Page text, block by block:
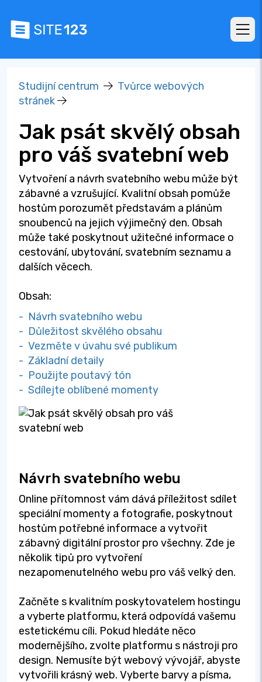
Studijní centrum
Tvůrce webových
stránek
Jak psát skvělý obsah
pro váš svatební web
Vytvoření a návrh svatebního webu může být
zábavné a vzrušující. Kvalitní obsah pomůže
hostům porozumět představám a plánům
snoubenců na jejich výjimečný den. Obsah
může také poskytnout užitečné informace o
cestování, ubytování, svatebním seznamu a
dalších věcech.
Obsah:
- Návrh svatebního webu
- Důležitost skvělého obsahu
- Vezměte v úvahu své publikum
- Základní detaily
- Použijte poutavý tón
- Sdílejte oblíbené momenty
Návrh svatebního webu
Online přítomnost vám dává příležitost sdílet
speciální momenty a fotografie, poskytnout
hostům potřebné informace a vytvořit
zábavný digitální prostor pro všechny. Zde je
několik tipů pro vytvoření
nezapomenutelného webu pro váš velký den.
Začněte s kvalitním poskytovatelem hostingu
a vyberte platformu, která odpovídá vašemu
estetickému cíli. Pokud hledáte něco
modernějšího, zvolte platformu s nástroji pro
design. Nemusíte být webový vývojář, abyste
vytvořili krásný web. Vyberte barvy a písma,